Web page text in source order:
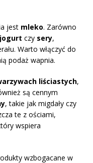
jest mleko. Zarówno
jogurt czy sery,
Warto włączyć do
podaż wapnia.
liściastych,
są cennym
, takie jak migdały czy
te z ościami,
wspiera
wzbogacane w